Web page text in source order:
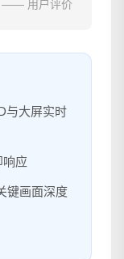
—— 用户评价
与大屏实时
响应
键画面深度